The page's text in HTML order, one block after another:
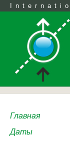
Главная
Даты